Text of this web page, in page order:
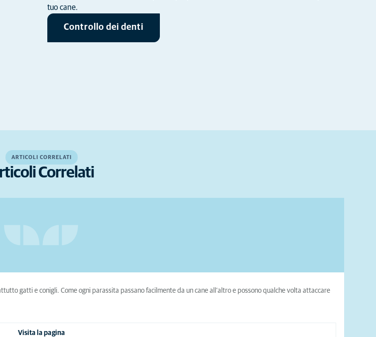
tuo cane.
Controllo dei denti
ARTICOLI CORRELATI
Correlati
gatti e conigli. Come ogni parassita passano facilmente da un cane all’altro e possono qualche volta attaccare
Visita la pagina